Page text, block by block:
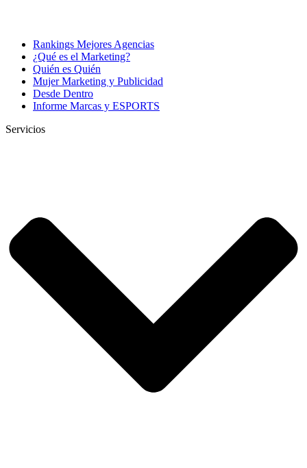
Rankings Mejores Agencias
¿Qué es el Marketing?
Quién es Quién
Mujer Marketing y Publicidad
Desde Dentro
Informe Marcas y ESPORTS
Servicios